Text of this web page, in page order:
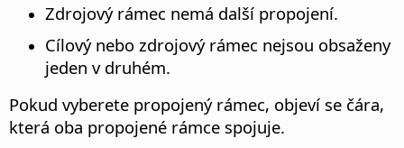
Zdrojový rámec nemá další propojení.
Cílový nebo zdrojový rámec nejsou obsaženy
jeden v druhém.
Pokud vyberete propojený rámec, objeví se čára,
která oba propojené rámce spojuje.